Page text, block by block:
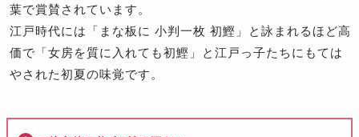
葉で賞賛されています。
江戸時代には「まな板に 小判一枚 初鰹」と詠まれるほど高
価で「女房を質に入れても初鰹」と江戸っ子たちにもては
やされた初夏の味覚です。